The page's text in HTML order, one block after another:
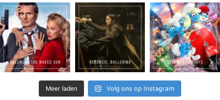
Meer laden Volg ons op Instagram